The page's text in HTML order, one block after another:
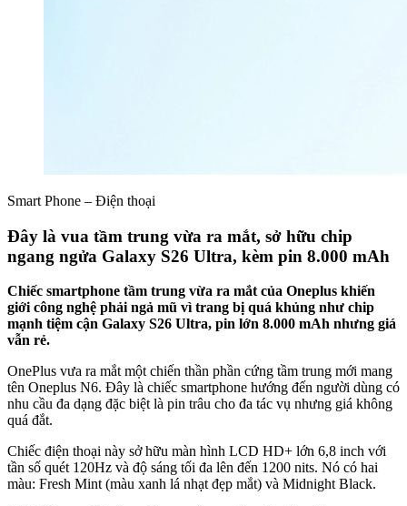
Smart Phone – Điện thoại
Đây là vua tầm trung vừa ra mắt, sở hữu chip
ngang ngửa Galaxy S26 Ultra, kèm pin 8.000 mAh
Chiếc smartphone tầm trung vừa ra mắt của Oneplus khiến
giới công nghệ phải ngả mũ vì trang bị quá khủng như chip
mạnh tiệm cận Galaxy S26 Ultra, pin lớn 8.000 mAh nhưng giá
vẫn rẻ.
OnePlus vưa ra mắt một chiến thần phần cứng tầm trung mới mang
tên Oneplus N6. Đây là chiếc smartphone hướng đến người dùng có
nhu cầu đa dạng đặc biệt là pin trâu cho đa tác vụ nhưng giá không
quá đắt.
Chiếc điện thoại này sở hữu màn hình LCD HD+ lớn 6,8 inch với
tần số quét 120Hz và độ sáng tối đa lên đến 1200 nits. Nó có hai
màu: Fresh Mint (màu xanh lá nhạt đẹp mắt) và Midnight Black.